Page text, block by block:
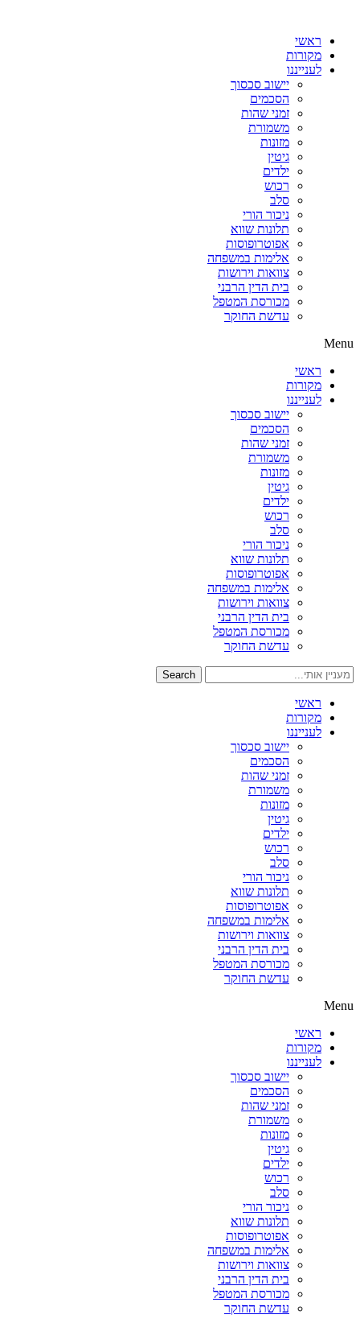
ראשי
מקורות
לענייננו
יישוב סכסוך
הסכמים
זמני שהות
משמורת
מזונות
גיטין
ילדים
רכוש
סלב
ניכור הורי
תלונות שווא
אפוטרופוסות
אלימות במשפחה
צוואות וירושות
בית הדין הרבני
מכורסת המטפל
עדשת החוקר
Menu
ראשי
מקורות
לענייננו
יישוב סכסוך
הסכמים
זמני שהות
משמורת
מזונות
גיטין
ילדים
רכוש
סלב
ניכור הורי
תלונות שווא
אפוטרופוסות
אלימות במשפחה
צוואות וירושות
בית הדין הרבני
מכורסת המטפל
עדשת החוקר
Search
ראשי
מקורות
לענייננו
יישוב סכסוך
הסכמים
זמני שהות
משמורת
מזונות
גיטין
ילדים
רכוש
סלב
ניכור הורי
תלונות שווא
אפוטרופוסות
אלימות במשפחה
צוואות וירושות
בית הדין הרבני
מכורסת המטפל
עדשת החוקר
Menu
ראשי
מקורות
לענייננו
יישוב סכסוך
הסכמים
זמני שהות
משמורת
מזונות
גיטין
ילדים
רכוש
סלב
ניכור הורי
תלונות שווא
אפוטרופוסות
אלימות במשפחה
צוואות וירושות
בית הדין הרבני
מכורסת המטפל
עדשת החוקר